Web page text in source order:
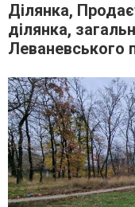
Ділянка,
ділянка,
Леваневського